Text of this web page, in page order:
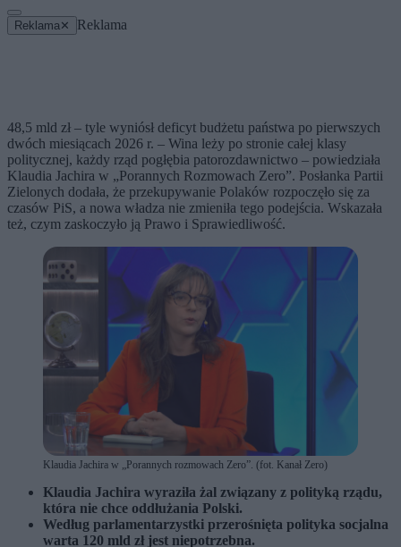
Reklama ✕ Reklama
48,5 mld zł – tyle wyniósł deficyt budżetu państwa po pierwszych
dwóch miesiącach 2026 r. – Wina leży po stronie całej klasy
politycznej, każdy rząd pogłębia patorozdawnictwo – powiedziała
Klaudia Jachira w „Porannych Rozmowach Zero”. Posłanka Partii
Zielonych dodała, że przekupywanie Polaków rozpoczęło się za
czasów PiS, a nowa władza nie zmieniła tego podejścia. Wskazała
też, czym zaskoczyło ją Prawo i Sprawiedliwość.
Klaudia Jachira w „Porannych rozmowach Zero”. (fot. Kanał Zero)
Klaudia Jachira wyraziła żal związany z polityką rządu,
która nie chce oddłużania Polski.
Według parlamentarzystki przerośnięta polityka socjalna
warta 120 mld zł jest niepotrzebna.